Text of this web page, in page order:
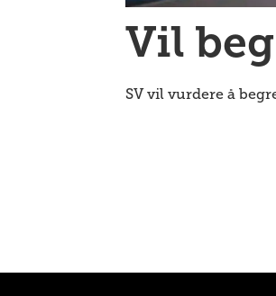
Vil
SV vil vurdere å